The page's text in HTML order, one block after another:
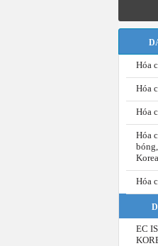
Hóa
Hóa
Hóa
Hóa
Korea
Hóa
EC